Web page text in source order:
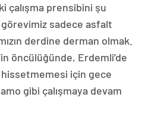
çalışma prensibini şu
sadece asfalt
derdine derman olmak.
öncülüğünde, Erdemli’de
için gece
gibi çalışmaya devam